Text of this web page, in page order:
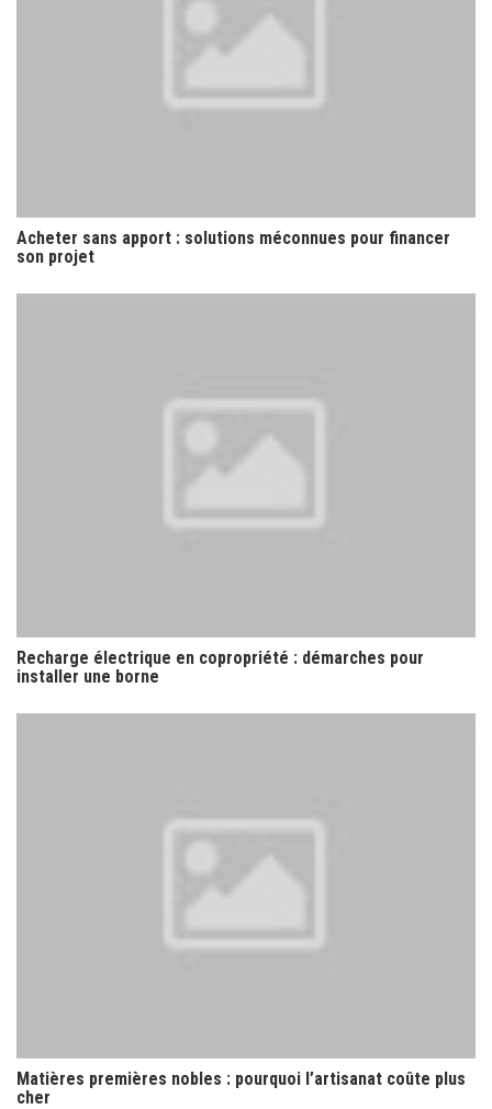
Acheter sans apport : solutions méconnues pour financer
son projet
Recharge électrique en copropriété : démarches pour
installer une borne
Matières premières nobles : pourquoi l’artisanat coûte plus
cher